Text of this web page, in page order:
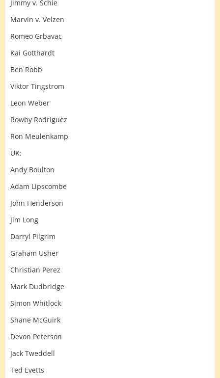
Jimmy v. Schie
Marvin v. Velzen
Romeo Grbavac
Kai Gotthardt
Ben Robb
Viktor Tingstrom
Leon Weber
Rowby Rodriguez
Ron Meulenkamp
UK:
Andy Boulton
Adam Lipscombe
John Henderson
Jim Long
Darryl Pilgrim
Graham Usher
Christian Perez
Mark Dudbridge
Simon Whitlock
Shane McGuirk
Devon Peterson
Jack Tweddell
Ted Evetts